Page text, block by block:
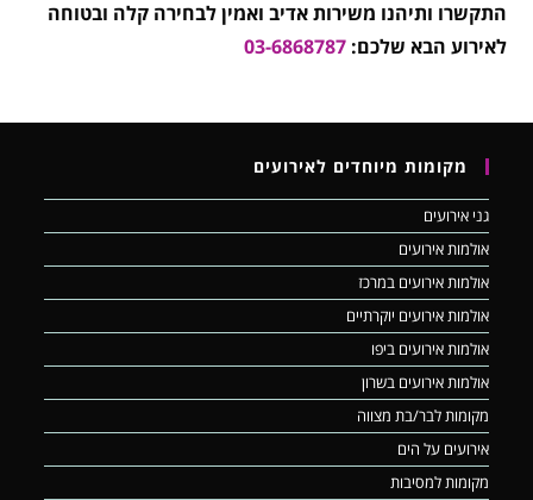
התקשרו ותיהנו משירות אדיב ואמין לבחירה קלה ובטוחה
לאירוע הבא שלכם:03-6868787
מקומות מיוחדים לאירועים
גני אירועים
אולמות אירועים
אולמות אירועים במרכז
אולמות אירועים יוקרתיים
אולמות אירועים ביפו
אולמות אירועים בשרון
מקומות לבר/בת מצווה
אירועים על הים
מקומות למסיבות